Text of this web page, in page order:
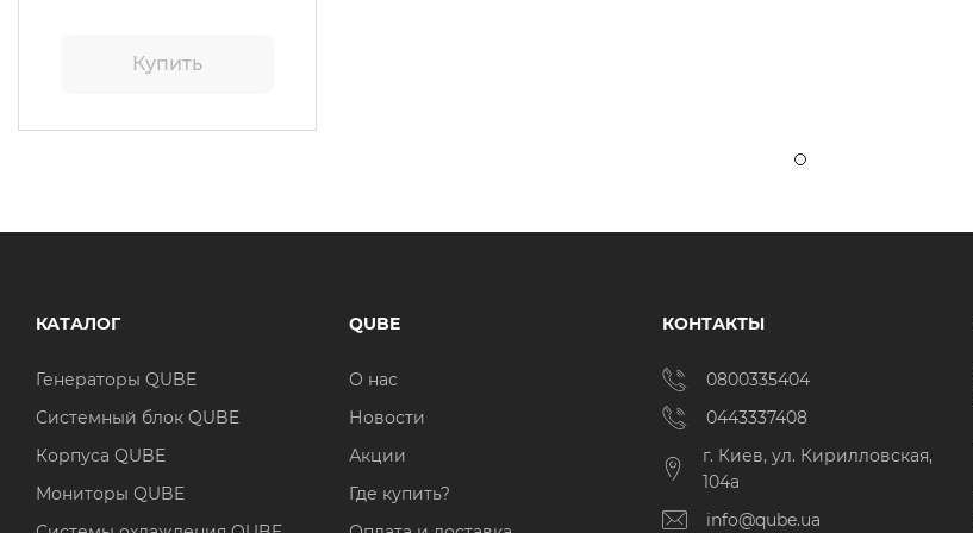
Купить
КАТАЛОГ
Генераторы QUBE
Системный блок QUBE
Корпуса QUBE
Мониторы QUBE
QUBE
О нас
Новости
Акции
Где купить?
КОНТАКТЫ
0800335404
0443337408
г. Киев, ул. Кирилловская,
104а
info@qube.ua